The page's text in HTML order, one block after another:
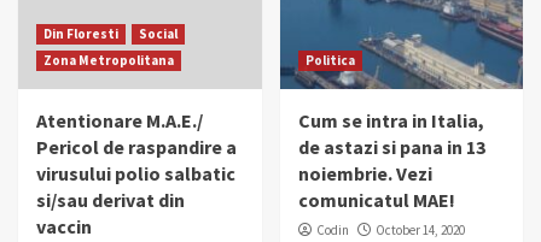
Din Floresti
Social
Zona Metropolitana
Atentionare M.A.E./
Pericol de raspandire a
virusului polio salbatic
si/sau derivat din
vaccin
Politica
Cum se intra in Italia,
de astazi si pana in 13
noiembrie. Vezi
comunicatul MAE!
Codin October 14, 2020